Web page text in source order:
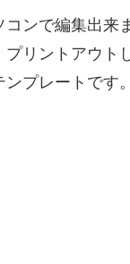
ンで編集出来
リントアウト
プレートです。